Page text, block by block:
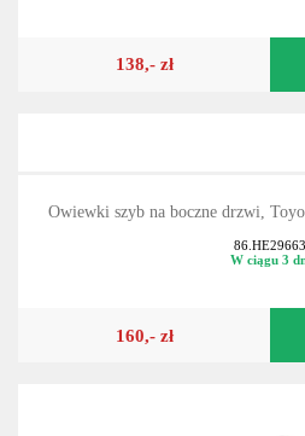
138,- zł
Owiewki szyb na boczne drzwi,
86.HE29663
W ciągu 3
160,- zł